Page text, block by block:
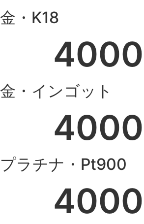
金・K18
4000
金・インゴット
4000
プラチナ・Pt900
4000